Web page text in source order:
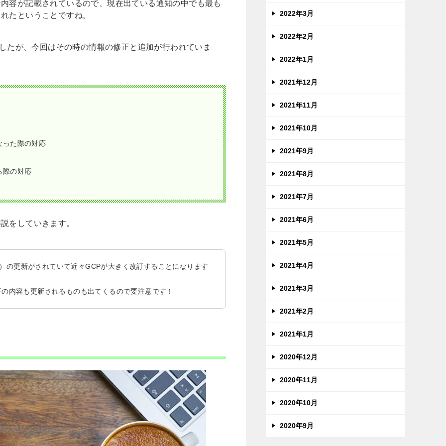
容が記載されているので、現在出ている通知の中でも最も
たということですね。
たが、今回はその時の情報の修正と追加が行われていま
った際の対応
際の対応
をしていきます。
更新がされていて近々GCPが大きく改訂することになります
内容も更新されるものも出てくるので要注意です！
2022年3月
2022年2月
2022年1月
2021年12月
2021年11月
2021年10月
2021年9月
2021年8月
2021年7月
2021年6月
2021年5月
2021年4月
2021年3月
2021年2月
2021年1月
2020年12月
2020年11月
2020年10月
2020年9月